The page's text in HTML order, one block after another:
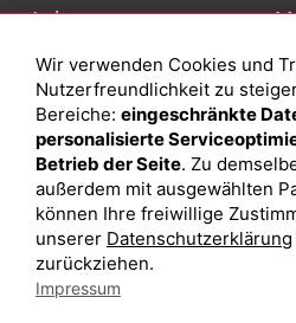
Anlage
Depot eröffnen
Depot vergleichen
Junior Depot
Top-Seller-Fonds
Top-Fonds
Fonds-Suche
Wir verwenden Cookies und
Nutzerfreundlichkeit zu
Bereiche: eingeschränkte
personalisierte
Betrieb der Seite. Zu
außerdem mit ausgewählten
können Ihre freiwillige
unserer Datenschutzerklärung
zurückziehen.
Impressum